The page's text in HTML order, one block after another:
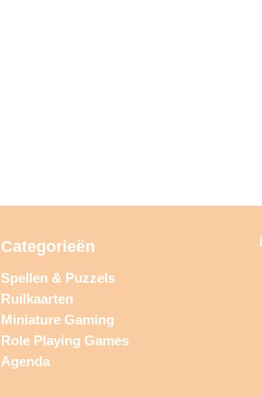
Categorieën
Spellen & Puzzels
Ruilkaarten
Miniature Gaming
Role Playing Games
Agenda